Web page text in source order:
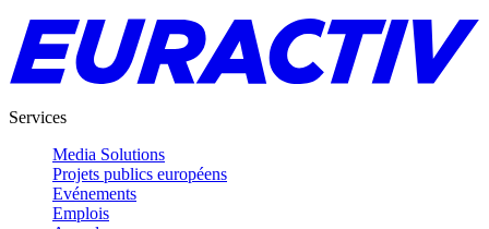
Services
Media Solutions
Projets publics européens
Evénements
Emplois